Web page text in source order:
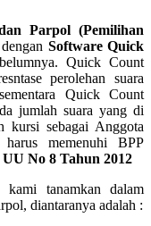
Parpol (Pemilihan
Software Quick
Quick Count
perolehan suara
Quick Count
jumlah suara yang di
kursi sebagai Anggota
memenuhi BPP
No 8 Tahun 2012
tanamkan dalam
diantaranya adalah :